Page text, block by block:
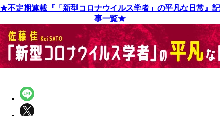
★不定期連載『「新型コロナウイルス学者」の平凡な日常』記
事一覧★